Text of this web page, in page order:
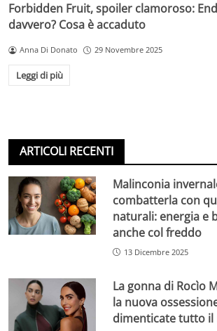
Forbidden Fruit, spoiler clamoroso:
davvero? Cosa è accaduto
Anna Di Donato 29 Novembre 2025
Leggi di più
ARTICOLI RECENTI
Malinconia
combatterla con
naturali: energia e
anche col freddo
13 Dicembre 2025
La gonna di Rocìo
la nuova
dimenticate tutto il